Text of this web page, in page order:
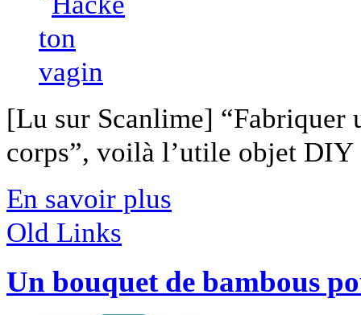
[Lu sur Scanlime] “Fabriquer
corps”, voilà l’utile objet
En savoir plus
Old Links
Un bouquet de bambous